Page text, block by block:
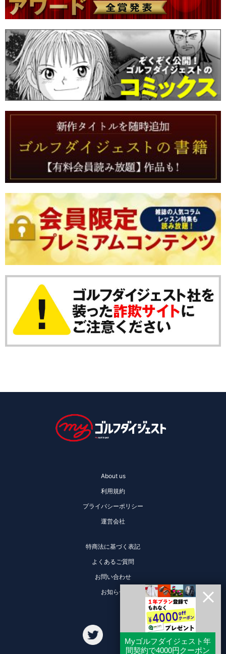
About us
利用規約
プライバシーポリシー
運営会社
特商法に基づく表記
よくあるご質問
お問い合わせ
お知らせ